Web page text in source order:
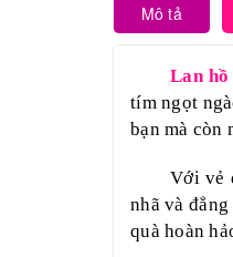
Mô tả
Lan hồ
tím ngọt
bạn mà còn
Với vẻ
nhã và
quà hoàn